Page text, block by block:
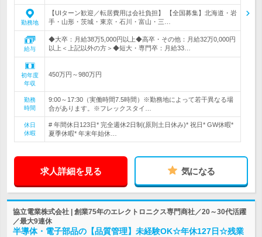
勤務地
【UIターン歓迎／転居費用は会社負担】 【全国募集】北海道・岩
手・山形・茨城・東京・石川・富山・三…
給与
◆大卒：月給38万5,000円以上◆高卒・その他：月給32万0,000円
以上＜上記以外の方＞◆短大・専門卒：月給33…
初年度
年収
450万円～980万円
勤務
時間
9:00～17:30（実働時間7.5時間）※勤務地によって若干異なる場
合があります。※フレックスタイ…
休日
休暇
# 年間休日123日* 完全週休2日制(原則土日休み)* 祝日* GW休暇*
夏季休暇* 年末年始休…
求人詳細を見る 気になる
協立電業株式会社 | 創業75年のエレクトロニクス専門商社／20～30代活躍
／最大9連休
半導体・電子部品の【品質管理】未経験OK☆年休127日☆残業